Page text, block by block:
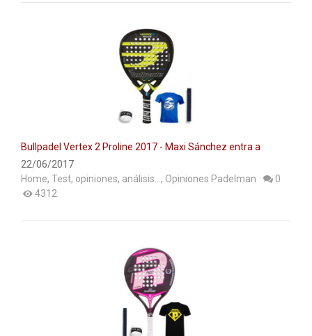
Bullpadel Vertex 2 Proline 2017 - Maxi Sánchez entra a
escena
22/06/2017
Home, Test, opiniones, análisis... , Opiniones Padelman
0
4312